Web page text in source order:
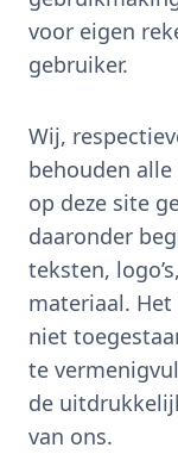
voor eigen
gebruiker.
Wij,
behouden
op deze site
daaronder
teksten,
materiaal.
niet
te
de
van ons.